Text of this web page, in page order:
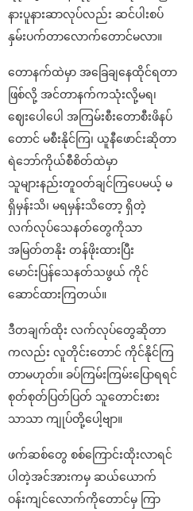
နားပူနားဆာလုပ်လည်း ဆင်ပါးစပ်
နှမ်းပက်တာလောက်တောင်မလာ။
တောနက်ထဲမှာ အခြေချနေထိုင်ရတာ
ဖြစ်လို့ အင်တာနက်ကသုံးလို့မရ၊
ဈေးပေါပေါ အကြမ်းစီးတောစီးဖိနပ်
တောင် မစီးနိုင်ကြ၊ ယူနီဖောင်းဆိုတာ
ရဲဘော်ကိုယ်စီစိတ်ထဲမှာ
သူများနည်းတူဝတ်ချင်ကြပေမယ့် မ
ရှိမှန်းသိ၊ မရမှန်းသိတော့ ရှိတဲ့
လက်လုပ်သေနတ်တွေကိုသာ
အမြတ်တနိုး တန်ဖိုးထားပြီး
မောင်းပြန်သေနတ်သဖွယ် ကိုင်
ဆောင်ထားကြတယ်။
ဒီတချက်ထိုး လက်လုပ်တွေဆိုတာ
ကလည်း လူတိုင်းတောင် ကိုင်နိုင်ကြ
တာမဟုတ်။ ခပ်ကြမ်းကြမ်းပြောရရင်
စုတ်စုတ်ပြတ်ပြတ် သူတောင်းစား
သာသာ ကျုပ်တို့ပေါ့ဗျာ။
ဖက်ဆစ်တွေ စစ်ကြောင်းထိုးလာရင်
ပါတဲ့အင်အားကမှ ဆယ်ယောက်
ဝန်းကျင်လောက်ကိုတောင်မှ ကြာ